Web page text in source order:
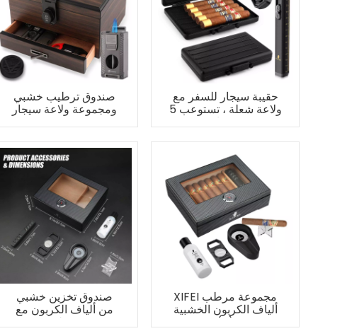
صندوق ترطيب خشبي
ومجموعة ولاعة سيجار
حقيبة سيجار للسفر مع
ولاعة شعلة ، تستوعب 5
سيجار
صندوق تخزين خشبي
من ألياف الكربون مع
مرطب
XIFEI مجموعة مرطب
ألياف الكربون الخشبية
(S)